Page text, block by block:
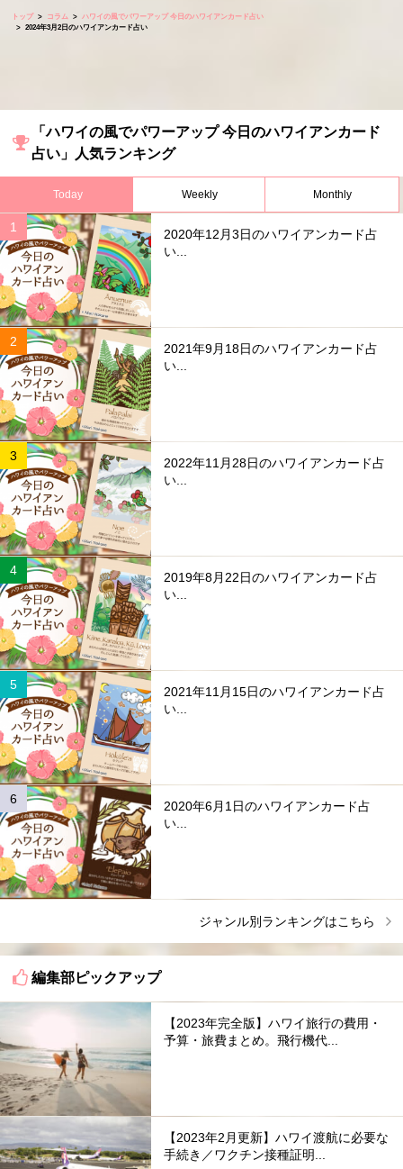
トップ コラム
ハワイの風でパワーアップ 今日のハワイアンカード占い
2024年3月2日のハワイアンカード占い
「ハワイの風でパワーアップ 今日のハワイアンカード
占い」人気ランキング
Today Weekly Monthly
2020年12月3日のハワイアンカード占
い...
2021年9月18日のハワイアンカード占
い...
2022年11月28日のハワイアンカード占
い...
2019年8月22日のハワイアンカード占
い...
2021年11月15日のハワイアンカード占
い...
2020年6月1日のハワイアンカード占
い...
ジャンル別ランキングはこちら
編集部ピックアップ
【2023年完全版】ハワイ旅行の費用・
予算・旅費まとめ。飛行機代...
【2023年2月更新】ハワイ渡航に必要な
手続き／ワクチン接種証明...